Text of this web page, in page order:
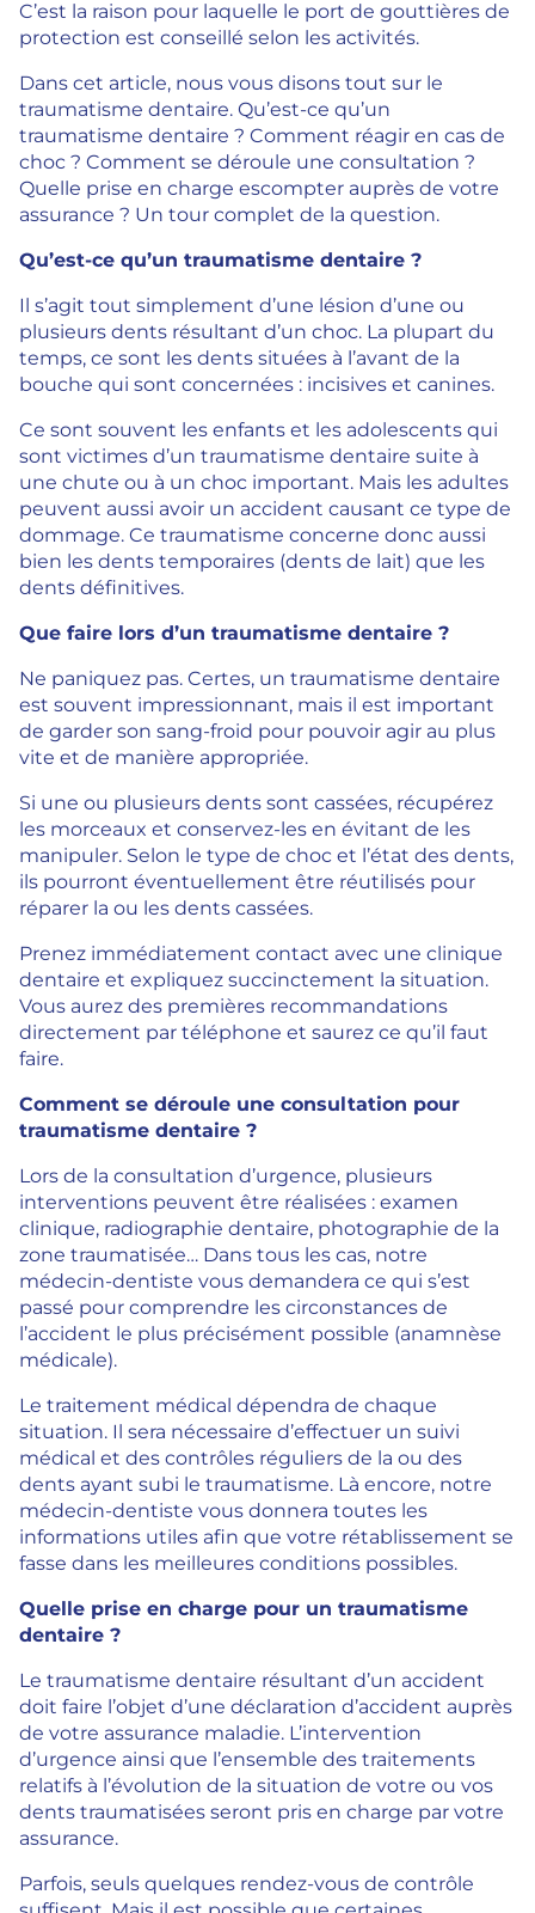
C’est la raison pour laquelle le port de gouttières de
protection est conseillé selon les activités.
Dans cet article, nous vous disons tout sur le
traumatisme dentaire. Qu’est-ce qu’un
traumatisme dentaire ? Comment réagir en cas de
choc ? Comment se déroule une consultation ?
Quelle prise en charge escompter auprès de votre
assurance ? Un tour complet de la question.
Qu’est-ce qu’un traumatisme dentaire ?
Il s’agit tout simplement d’une lésion d’une ou
plusieurs dents résultant d’un choc. La plupart du
temps, ce sont les dents situées à l’avant de la
bouche qui sont concernées : incisives et canines.
Ce sont souvent les enfants et les adolescents qui
sont victimes d’un traumatisme dentaire suite à
une chute ou à un choc important. Mais les adultes
peuvent aussi avoir un accident causant ce type de
dommage. Ce traumatisme concerne donc aussi
bien les dents temporaires (dents de lait) que les
dents définitives.
Que faire lors d’un traumatisme dentaire ?
Ne paniquez pas. Certes, un traumatisme dentaire
est souvent impressionnant, mais il est important
de garder son sang-froid pour pouvoir agir au plus
vite et de manière appropriée.
Si une ou plusieurs dents sont cassées, récupérez
les morceaux et conservez-les en évitant de les
manipuler. Selon le type de choc et l’état des dents,
ils pourront éventuellement être réutilisés pour
réparer la ou les dents cassées.
Prenez immédiatement contact avec une clinique
dentaire et expliquez succinctement la situation.
Vous aurez des premières recommandations
directement par téléphone et saurez ce qu’il faut
faire.
Comment se déroule une consultation pour
traumatisme dentaire ?
Lors de la consultation d’urgence, plusieurs
interventions peuvent être réalisées : examen
clinique, radiographie dentaire, photographie de la
zone traumatisée… Dans tous les cas, notre
médecin-dentiste vous demandera ce qui s’est
passé pour comprendre les circonstances de
l’accident le plus précisément possible (anamnèse
médicale).
Le traitement médical dépendra de chaque
situation. Il sera nécessaire d’effectuer un suivi
médical et des contrôles réguliers de la ou des
dents ayant subi le traumatisme. Là encore, notre
médecin-dentiste vous donnera toutes les
informations utiles afin que votre rétablissement se
fasse dans les meilleures conditions possibles.
Quelle prise en charge pour un traumatisme
dentaire ?
Le traumatisme dentaire résultant d’un accident
doit faire l’objet d’une déclaration d’accident auprès
de votre assurance maladie. L’intervention
d’urgence ainsi que l’ensemble des traitements
relatifs à l’évolution de la situation de votre ou vos
dents traumatisées seront pris en charge par votre
assurance.
Parfois, seuls quelques rendez-vous de contrôle